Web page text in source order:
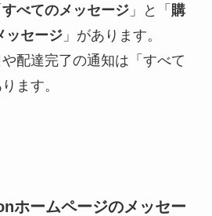
すべてのメッセージ」と「 購
ッセージ」があります。
配達完了の通知は「すべて
ます。
ホームページのメッセー